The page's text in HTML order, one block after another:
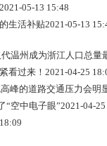
2021-05-13 15:48
生活补贴2021-05-13
温州成为浙江人口总量
看过来！ 2021-04-25
峰的道路交通压力会明
“空中电子眼”2021-04-